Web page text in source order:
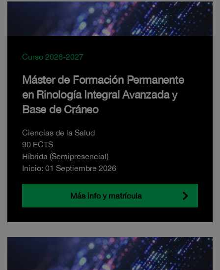
Curso 2026-2027
Máster de Formación Permanente
en Rinología Integral Avanzada y
Base de Cráneo
Ciencias de la Salud
90 ECTS
Híbrida (Semipresencial)
Inicio: 01 Septiembre 2026
Más info y matrícula